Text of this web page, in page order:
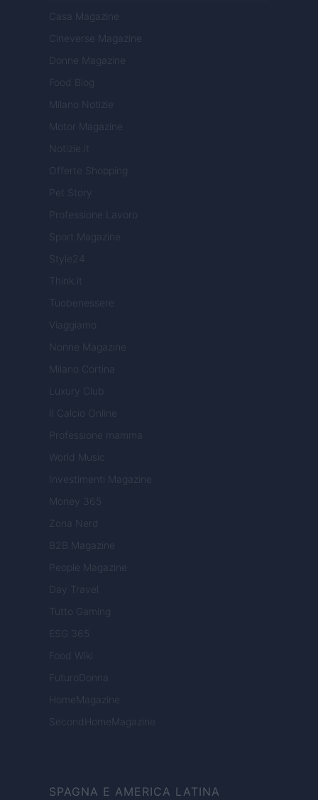
Casa Magazine
Cineverse Magazine
Donne Magazine
Food Blog
Milano Notizie
Motor Magazine
Notizie.it
Offerte Shopping
Pet Story
Professione Lavoro
Sport Magazine
Style24
Think.it
Tuobenessere
Viaggiamo
Nonne Magazine
Milano Cortina
Luxury Club
Il Calcio Online
Professione mamma
World Music
Investimenti Magazine
Money 365
Zona Nerd
B2B Magazine
People Magazine
Day Travel
Tutto Gaming
ESG 365
Food Wiki
FuturoDonna
HomeMagazine
SecondHomeMagazine
SPAGNA E AMERICA LATINA